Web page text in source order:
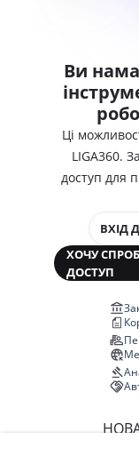
Ви
Ці
LIGA360.
доступ для
ВХІД
ХОЧУ
ДОСТУП